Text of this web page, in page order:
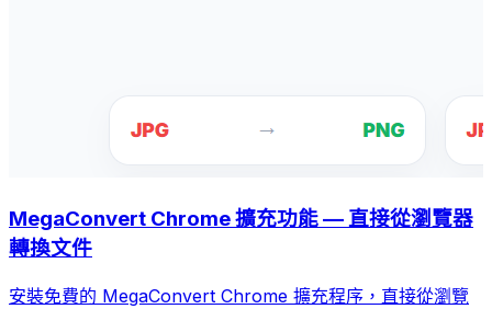
MegaConvert Chrome 擴充功能 — 直接從瀏覽器
轉換文件
安裝免費的 MegaConvert Chrome 擴充程序，直接從瀏覽